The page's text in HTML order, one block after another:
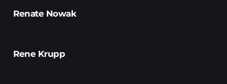
Renate Nowak
Rene Krupp